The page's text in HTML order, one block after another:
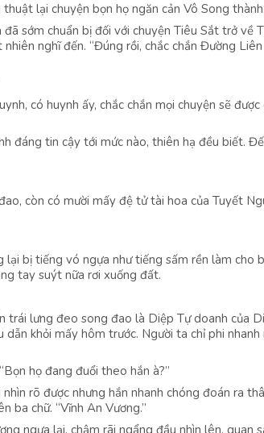
lại chuyện bọn họ ngăn cản Vô Song thành.
sớm chuẩn bị đối với chuyện Tiêu Sắt trở về
nghĩ đến. “Đúng rồi, chắc chắn Đường
có huynh ấy, chắc chắn mọi chuyện sẽ được
đáng tin cậy tới mức nào, thiên hạ đều biết.
còn có mười mấy đệ tử tài hoa của Tuyết
lại bị tiếng vó ngựa như tiếng sấm rền làm cho
tay suýt nữa rơi xuống đất.
trái lưng đeo song đao là Diệp Tự doanh của
khỏi mấy hôm trước. Người ta chỉ phi
họ đang đuổi theo hắn à?”
rõ được nhưng hắn nhanh chóng đoán ra
ba chữ. “Vĩnh An Vương.”
ngựa lại, chậm rãi ngẩng đầu nhìn lên, quan